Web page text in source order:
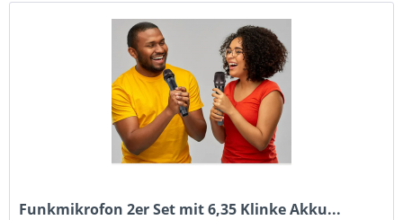
Funkmikrofon 2er Set mit 6,35 Klinke Akku...